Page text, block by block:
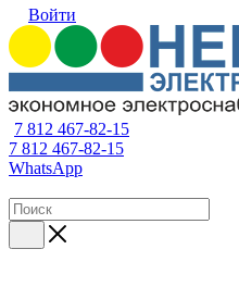
Войти
7 812 467-82-15
7 812 467-82-15
WhatsApp